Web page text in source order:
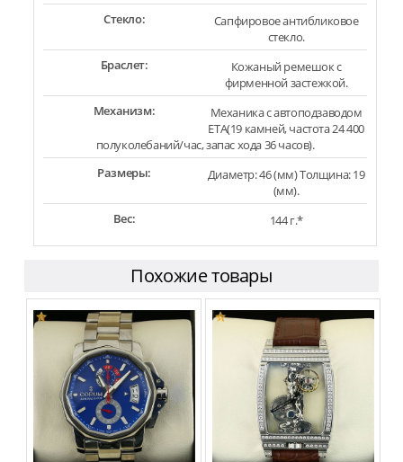
Стекло:
Сапфировое антибликовое
стекло.
Браслет:
Кожаный ремешок с
фирменной застежкой.
Механизм:
Механика с автоподзаводом
ETA(19 камней, частота 24 400
полуколебаний/час, запас хода 36 часов).
Размеры:
Диаметр: 46 (мм) Толщина: 19
(мм).
Вес:
144 г.*
Похожие товары